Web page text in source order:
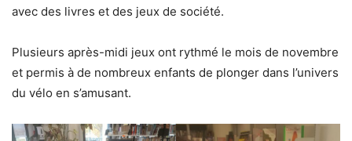
avec des livres et des jeux de société.
Plusieurs après-midi jeux ont rythmé le mois de novembre
et permis à de nombreux enfants de plonger dans l’univers
du vélo en s’amusant.